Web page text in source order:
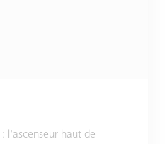
l'ascenseur haut de